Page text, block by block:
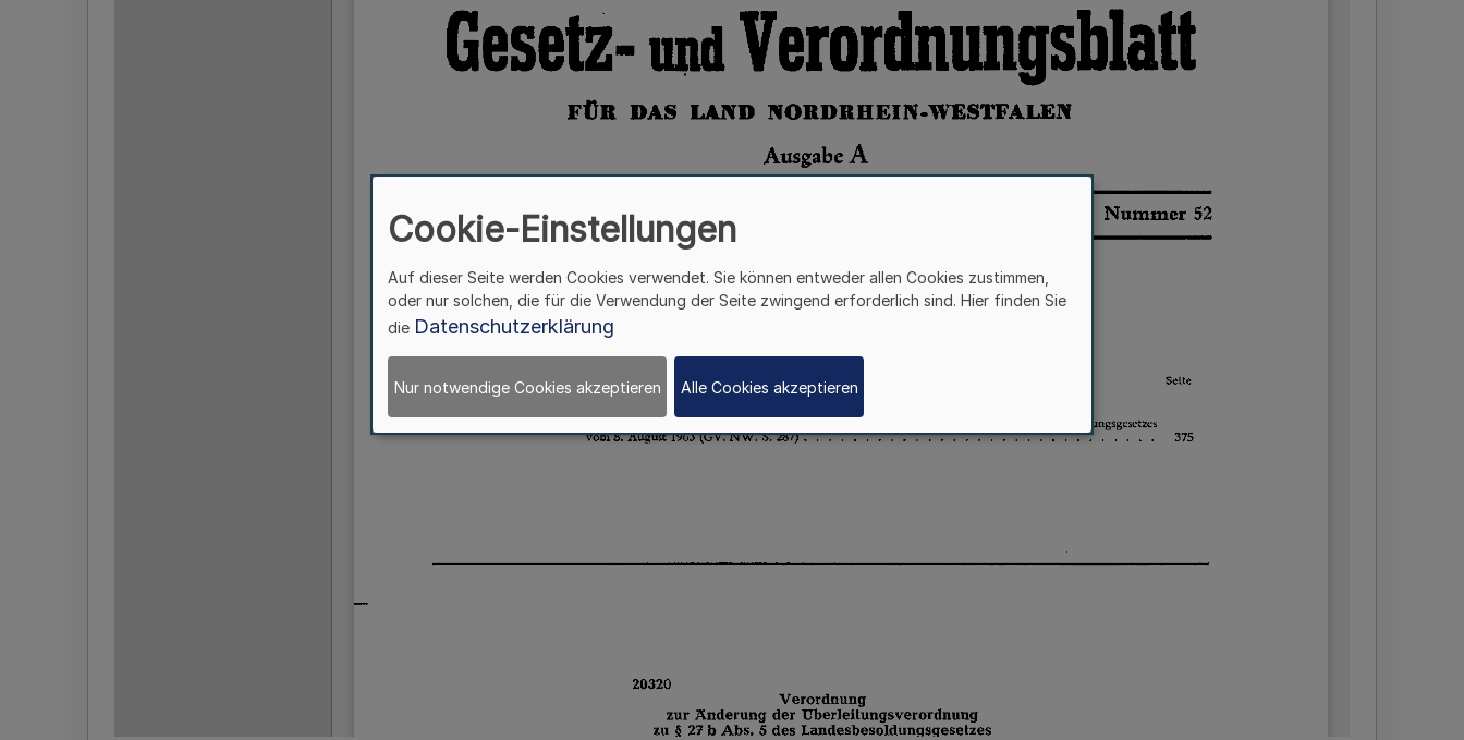
Cookie-Einstellungen
Auf dieser Seite werden Cookies verwendet. Sie können entweder allen Cookies zustimmen,
oder nur solchen, die für die Verwendung der Seite zwingend erforderlich sind. Hier finden Sie
die Datenschutzerklärung
Nur notwendige Cookies akzeptieren Alle Cookies akzeptieren